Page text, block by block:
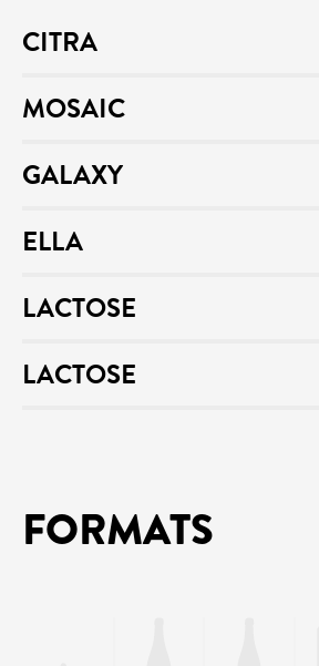
CITRA
MOSAIC
GALAXY
ELLA
LACTOSE
LACTOSE
FORMATS